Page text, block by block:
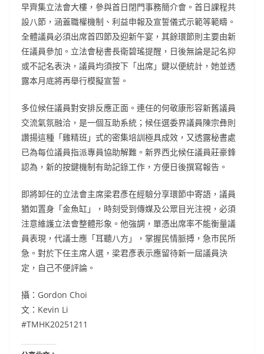
早齊集立法會大樓，參與首日閉門事務簡介會。首日課程共
設八節，涵蓋職權機制、利益申報及宣誓儀式示範等範疇。
全體議員必須出席首四節及迎新午宴，其餘環節則主要由新
任議員參加。立法會秘書長衛碧瑤提醒，日後無論是記名抑
或不記名表決，議員均須按下「出席」鍵以便統計，她並透
露本月底將再舉行模擬宣誓。
多位候任議員對安排反應正面。連任的何敬康形容新舊議員
交流氣氛融洽，是一個互助系統；候任選委界議員陳宗彝則
讚揚這種「雞精班」式的密集培訓極具成效，又透露秘書處
已為每位議員指派專員協助解難。新界西北候任議員莊豪鋒
認為，新的按鍵機制有助記錄工作，方便日後撰寫報告。
即將卸任的立法會主席梁君彥在經驗分享環節中寄語，議員
猶如置身「金魚缸」，時刻受到傳媒及公眾目光注視，必須
注意維護立法會整體形象。他強調，單憑出席率不能衡量議
員表現，代議士應「耳聽八方」，掌握民情脈搏，急市民所
急。對於下任主席人選，梁君彥表示應留待新一屆議員決
定，自己不便評論。
攝：Gordon Choi
文：Kevin Li
#TMHK20251211